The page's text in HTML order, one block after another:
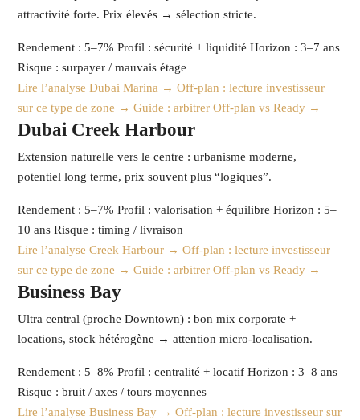
attractivité forte. Prix élevés → sélection stricte.
Rendement : 5–7% Profil : sécurité + liquidité Horizon : 3–7 ans
Risque : surpayer / mauvais étage
Lire l’analyse Dubai Marina → Off-plan : lecture investisseur
sur ce type de zone → Guide : arbitrer Off-plan vs Ready →
Dubai Creek Harbour
Extension naturelle vers le centre : urbanisme moderne,
potentiel long terme, prix souvent plus “logiques”.
Rendement : 5–7% Profil : valorisation + équilibre Horizon : 5–
10 ans Risque : timing / livraison
Lire l’analyse Creek Harbour → Off-plan : lecture investisseur
sur ce type de zone → Guide : arbitrer Off-plan vs Ready →
Business Bay
Ultra central (proche Downtown) : bon mix corporate +
locations, stock hétérogène → attention micro-localisation.
Rendement : 5–8% Profil : centralité + locatif Horizon : 3–8 ans
Risque : bruit / axes / tours moyennes
Lire l’analyse Business Bay → Off-plan : lecture investisseur sur